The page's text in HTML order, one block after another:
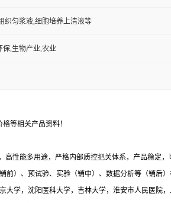
织匀浆液,细胞培养上清液等
保,生物产业,农业
等相关产品资料！
性能多用途，严格内部质控把关体系，产品稳定
）、预试验、实验（销中）、数据分析等（销后
大学，沈阳医科大学，吉林大学，淮安市人民医院